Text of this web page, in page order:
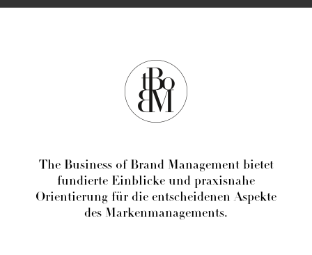
The Business of Brand Management bietet
fundierte Einblicke und praxisnahe
Orientierung für die entscheidenen Aspekte
des Markenmanagements.